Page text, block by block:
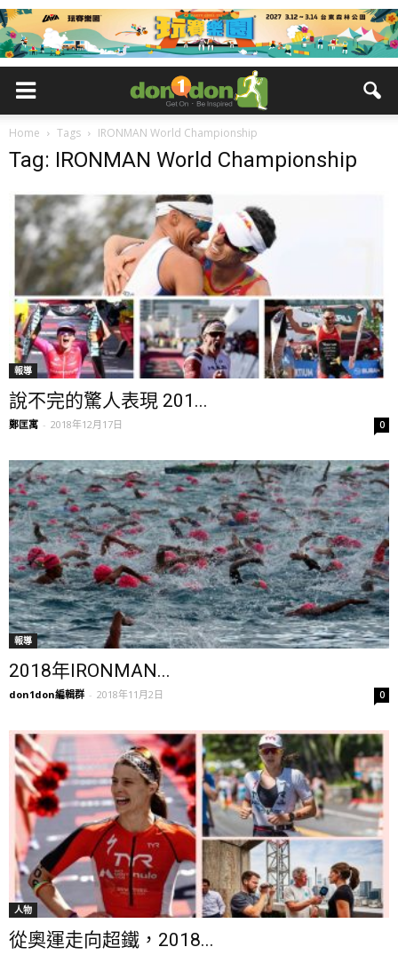
Home Tags IRONMAN World Championship
Tag: IRONMAN World Championship
報導
說不完的驚人表現 201...
鄭匡寓 - 2018年12月17日 0
報導
2018年IRONMAN...
don1don編輯群 - 2018年11月2日 0
人物
從奧運走向超鐵，2018...